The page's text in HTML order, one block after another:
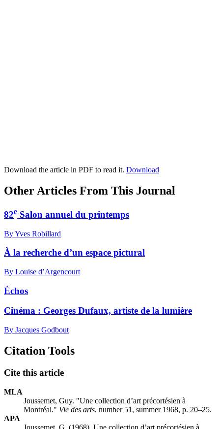
Download the article in PDF to read it. Download
Other Articles From This Journal
82e Salon annuel du printemps
By Yves Robillard
À la recherche d’un espace pictural
By Louise d’Argencourt
Échos
Cinéma : Georges Dufaux, artiste de la lumière
By Jacques Godbout
Citation Tools
Cite this article
MLA
Joussemet, Guy. "Une collection d’art précortésien à
Montréal." Vie des arts, number 51, summer 1968, p. 20–25.
APA
Joussemet, G. (1968). Une collection d’art précortésien à